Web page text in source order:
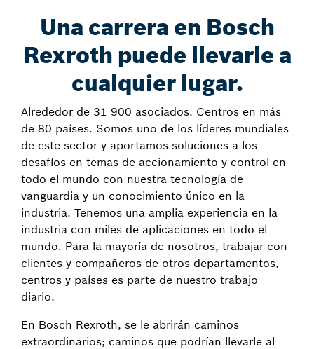
Una carrera en Bosch
Rexroth puede llevarle a
cualquier lugar.
Alrededor de 31 900 asociados. Centros en más
de 80 países. Somos uno de los líderes mundiales
de este sector y aportamos soluciones a los
desafíos en temas de accionamiento y control en
todo el mundo con nuestra tecnología de
vanguardia y un conocimiento único en la
industria. Tenemos una amplia experiencia en la
industria con miles de aplicaciones en todo el
mundo. Para la mayoría de nosotros, trabajar con
clientes y compañeros de otros departamentos,
centros y países es parte de nuestro trabajo
diario.
En Bosch Rexroth, se le abrirán caminos
extraordinarios; caminos que podrían llevarle al